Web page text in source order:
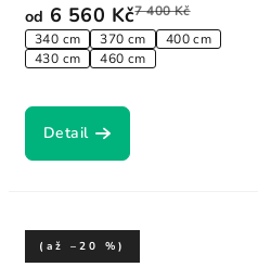
od 6 560 Kč7 400 Kč
340 cm 370 cm
400 cm
430 cm
460 cm
Detail
(až –20 %)